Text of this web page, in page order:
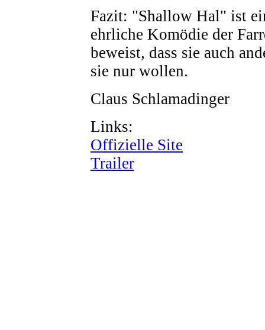
Fazit: "Shallow Hal" ist
ehrliche Komödie der
beweist, dass sie auch
sie nur wollen.
Claus Schlamadinger
Links:
Offizielle Site
Trailer